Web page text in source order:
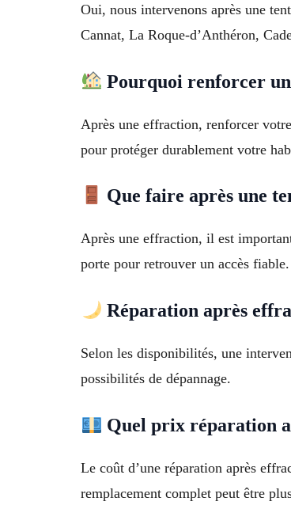
Oui, nous intervenons après une
Cannat, La Roque-d’Anthéron,
Pourquoi renforcer
Après une effraction, renforcer
pour protéger durablement votre
Que faire après une
Après une effraction, il est
porte pour retrouver un accès fiable.
Réparation après
Selon les disponibilités, une
possibilités de dépannage.
Quel prix réparation
Le coût d’une réparation après
remplacement complet peut être